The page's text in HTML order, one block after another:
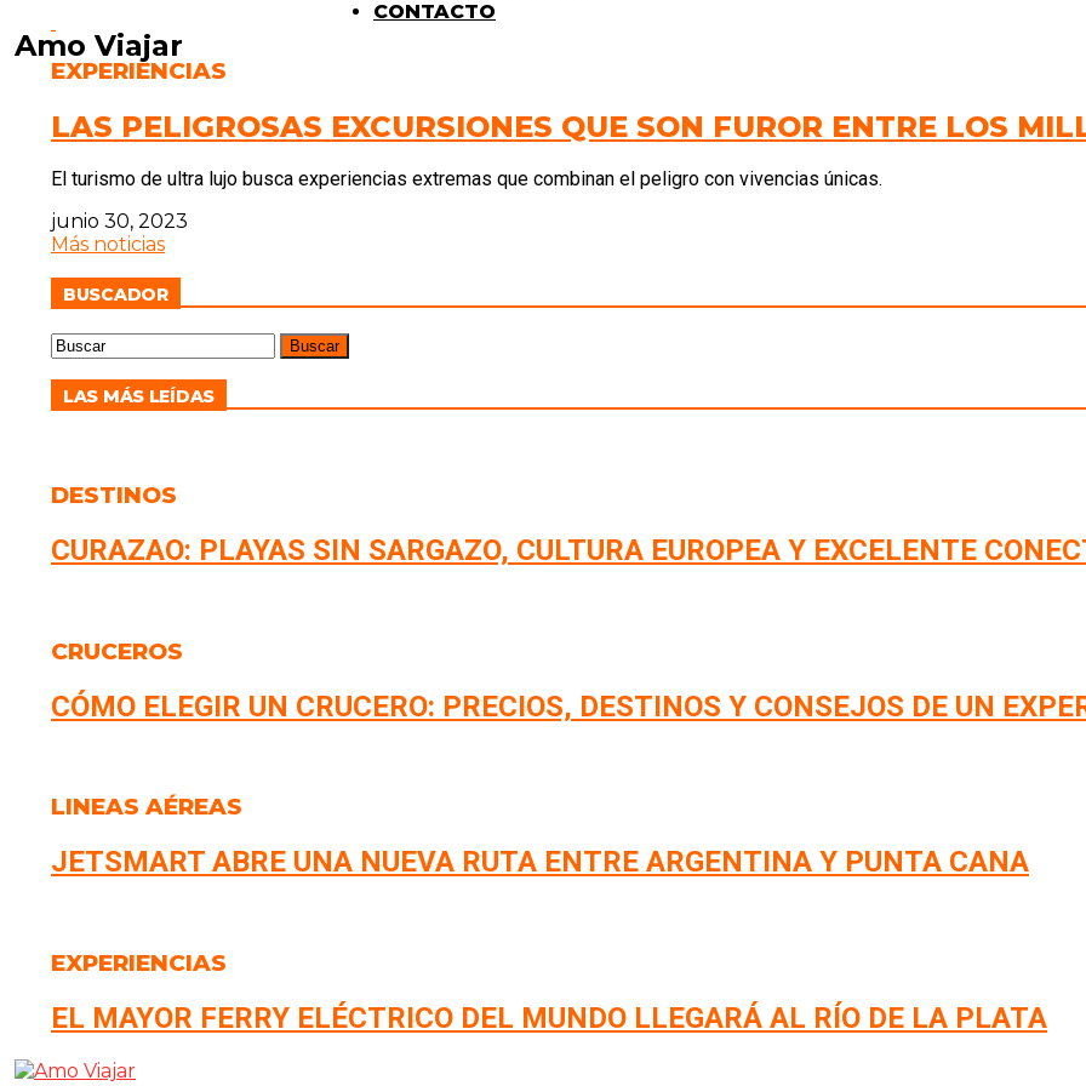
Amo Viajar
CONTACTO
EXPERIENCIAS
LAS PELIGROSAS EXCURSIONES QUE SON FUROR ENTRE LOS
El turismo de ultra lujo busca experiencias extremas que combinan el peligro con vivencias únicas.
junio 30, 2023
Más noticias
BUSCADOR
LAS MÁS LEÍDAS
DESTINOS
CURAZAO: PLAYAS SIN SARGAZO, CULTURA EUROPEA Y EXCELENTE
CRUCEROS
CÓMO ELEGIR UN CRUCERO: PRECIOS, DESTINOS Y CONSEJOS DE UN
LINEAS AÉREAS
JETSMART ABRE UNA NUEVA RUTA ENTRE ARGENTINA Y PUNTA CANA
EXPERIENCIAS
EL MAYOR FERRY ELÉCTRICO DEL MUNDO LLEGARÁ AL RÍO DE LA PLATA